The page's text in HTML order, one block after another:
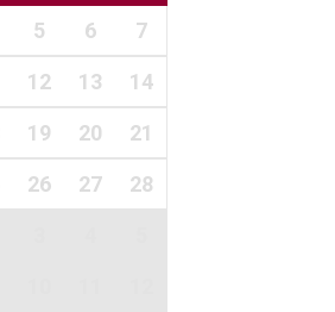
5 6 7
12 13 14
19 20 21
26 27 28